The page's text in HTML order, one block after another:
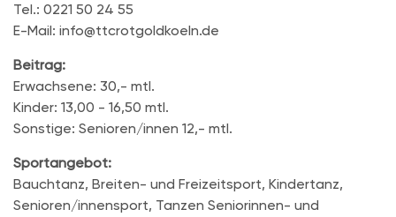
Tel.: 0221 50 24 55
E-Mail: info@ttcrotgoldkoeln.de
Beitrag:
Erwachsene: 30,- mtl.
Kinder: 13,00 - 16,50 mtl.
Sonstige: Senioren/innen 12,- mtl.
Sportangebot:
Bauchtanz, Breiten- und Freizeitsport, Kindertanz,
Senioren/innensport, Tanzen Seniorinnen- und